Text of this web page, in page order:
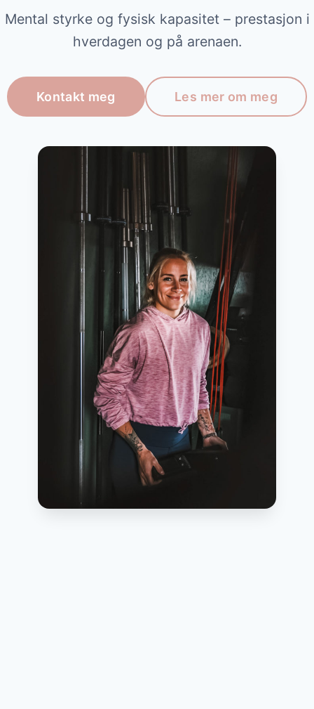
Mental styrke og fysisk kapasitet – prestasjon i
hverdagen og på arenaen.
Kontakt meg Les mer om meg